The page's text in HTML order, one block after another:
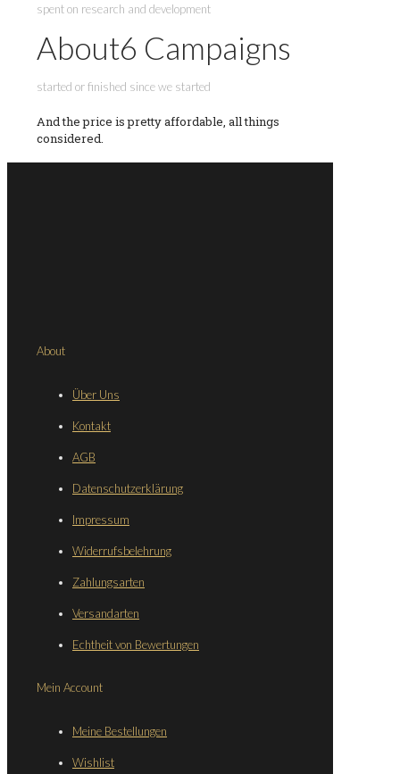
spent on research and development
About6 Campaigns
started or finished since we started
And the price is pretty affordable, all things
considered.
About
Über Uns
Kontakt
AGB
Datenschutzerklärung
Impressum
Widerrufsbelehrung
Zahlungsarten
Versandarten
Echtheit von Bewertungen
Mein Account
Meine Bestellungen
Wishlist